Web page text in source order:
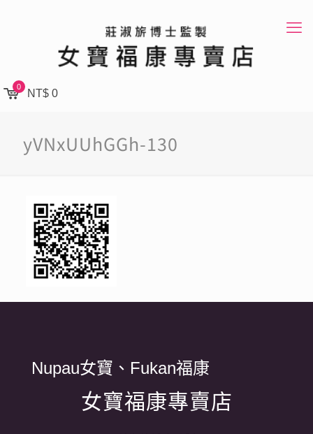
0
NT$ 0
yVNxUUhGGh-130
Nupau女寶、Fukan福康
女寶福康專賣店